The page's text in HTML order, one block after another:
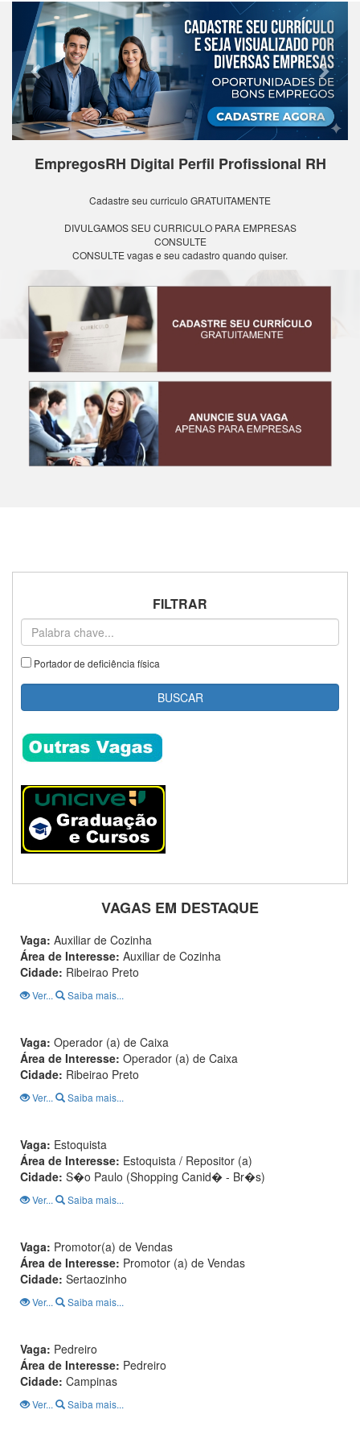
Previous
EmpregosRH Digital Perfil Profissional RH
Cadastre seu curriculo GRATUITAMENTE
DIVULGAMOS SEU CURRICULO PARA EMPRESAS
CONSULTE
CONSULTE vagas e seu cadastro quando quiser.
FILTRAR
Portador de deficiência física
BUSCAR
VAGAS EM DESTAQUE
Vaga: Auxiliar de Cozinha
Área de Interesse: Auxiliar de Cozinha
Cidade: Ribeirao Preto
Ver... Saiba mais...
Vaga: Operador (a) de Caixa
Área de Interesse: Operador (a) de Caixa
Cidade: Ribeirao Preto
Ver... Saiba mais...
Vaga: Estoquista
Área de Interesse: Estoquista / Repositor (a)
Cidade: S�o Paulo (Shopping Canid� - Br�s)
Ver... Saiba mais...
Vaga: Promotor(a) de Vendas
Área de Interesse: Promotor (a) de Vendas
Cidade: Sertaozinho
Ver... Saiba mais...
Vaga: Pedreiro
Área de Interesse: Pedreiro
Cidade: Campinas
Ver... Saiba mais...